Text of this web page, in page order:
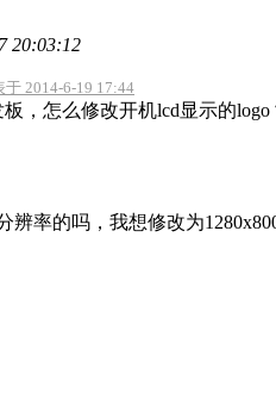
20:03:12
于 2014-6-19 17:44
板，怎么修改开机lcd显示的logo
辨率的吗，我想修改为